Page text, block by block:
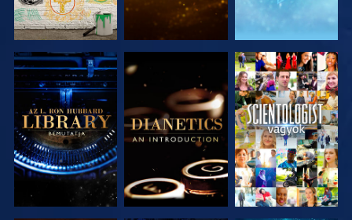
A SOROZAT
RÉSZEI
A SOROZAT
RÉSZEI
MŰSORNÉZÉS